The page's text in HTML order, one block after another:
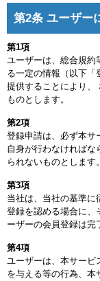
第2条 ユーザー
第1項
ユーザーは、総合規約
る一定の情報（以下「
提供することにより、
ものとします。
第2項
登録申請は、必ず本サ
自身が行わなければな
られないものとします。
第3項
当社は、当社の基準に
登録を認める場合に、
ーザーの会員登録は完
第4項
ユーザーは、本サービ
を与える等の行為、本